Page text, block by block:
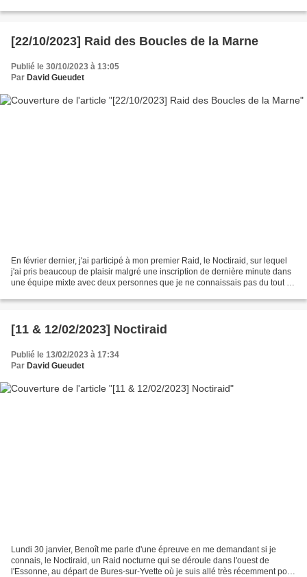
[22/10/2023] Raid des Boucles de la Marne
Publié le 30/10/2023 à 13:05
Par David Gueudet
En février dernier, j'ai participé à mon premier Raid, le Noctiraid, sur lequel
j'ai pris beaucoup de plaisir malgré une inscription de dernière minute dans
une équipe mixte avec deux personnes que je ne connaissais pas du tout :
[11 & 12/02/2023] Noctiraid
Publié le 13/02/2023 à 17:34
Par David Gueudet
Lundi 30 janvier, Benoît me parle d'une épreuve en me demandant si je
connais, le Noctiraid, un Raid nocturne qui se déroule dans l'ouest de
l'Essonne, au départ de Bures-sur-Yvette où je suis allé très récemment pour